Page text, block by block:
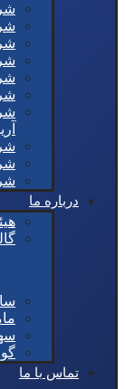
درباره ما
تماس با ما